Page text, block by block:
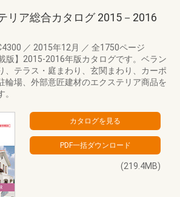
リア総合カタログ 2015－2016
／ 2015年12月 ／ 全1750ページ
版】2015-2016年版カタログです。ベラン
、テラス・庭まわり、玄関まわり、カーポ
輪場、外部意匠建材のエクステリア商品を
(219.4MB)